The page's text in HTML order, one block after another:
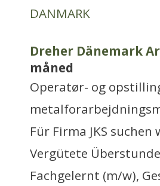
DANMARK
Dreher Dänemark
måned
Operatør- og
Für Firma JKS
Vergütete
Fachgelernt (m/w),